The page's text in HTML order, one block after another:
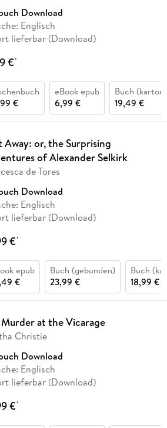
Download
Englisch
lieferbar (Download)
€*
€
eBook epub
6,99 €
Buch
19,49 €
Away: or, the Surprising
of Alexander Selkirk
de Tores
Download
Englisch
lieferbar (Download)
€*
epub
€
Buch (gebunden)
23,99 €
Buch
18,99 €
at the Vicarage
Christie
Download
Englisch
lieferbar (Download)
€*